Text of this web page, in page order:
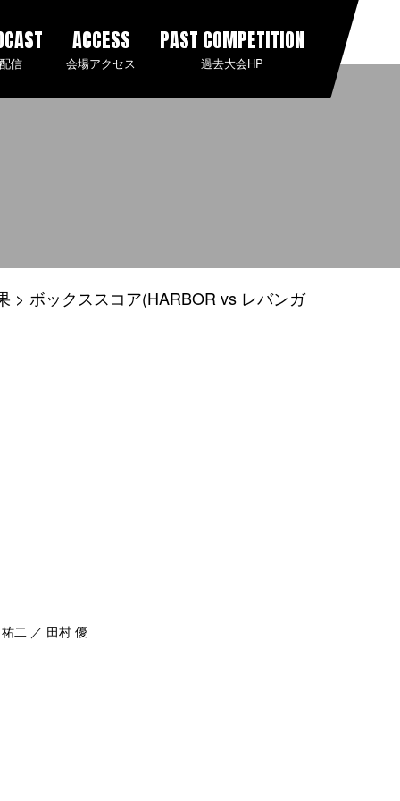
信
ACCESS
会場アクセス
PAST COMPETITION
過去大会HP
ボックススコア(HARBOR vs レバンガ
二 ／ 田村 優